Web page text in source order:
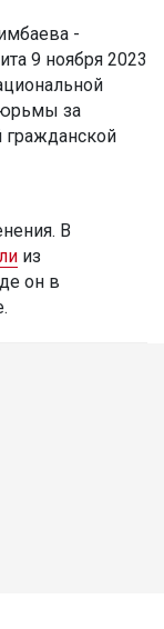
-
9 ноября 2023
за
гражданской
В
из
он в